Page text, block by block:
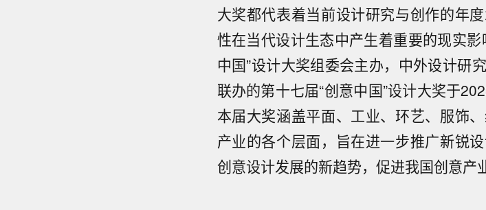
大奖都代表着当前设计研究与创作的年
性在当代设计生态中产生着重要的现实
中国”设计大奖组委会主办，中外设计研
联办的第十七届“创意中国”设计大奖于
本届大奖涵盖平面、工业、环艺、服饰
产业的各个层面，旨在进一步推广新锐
创意设计发展的新趋势，促进我国创意产